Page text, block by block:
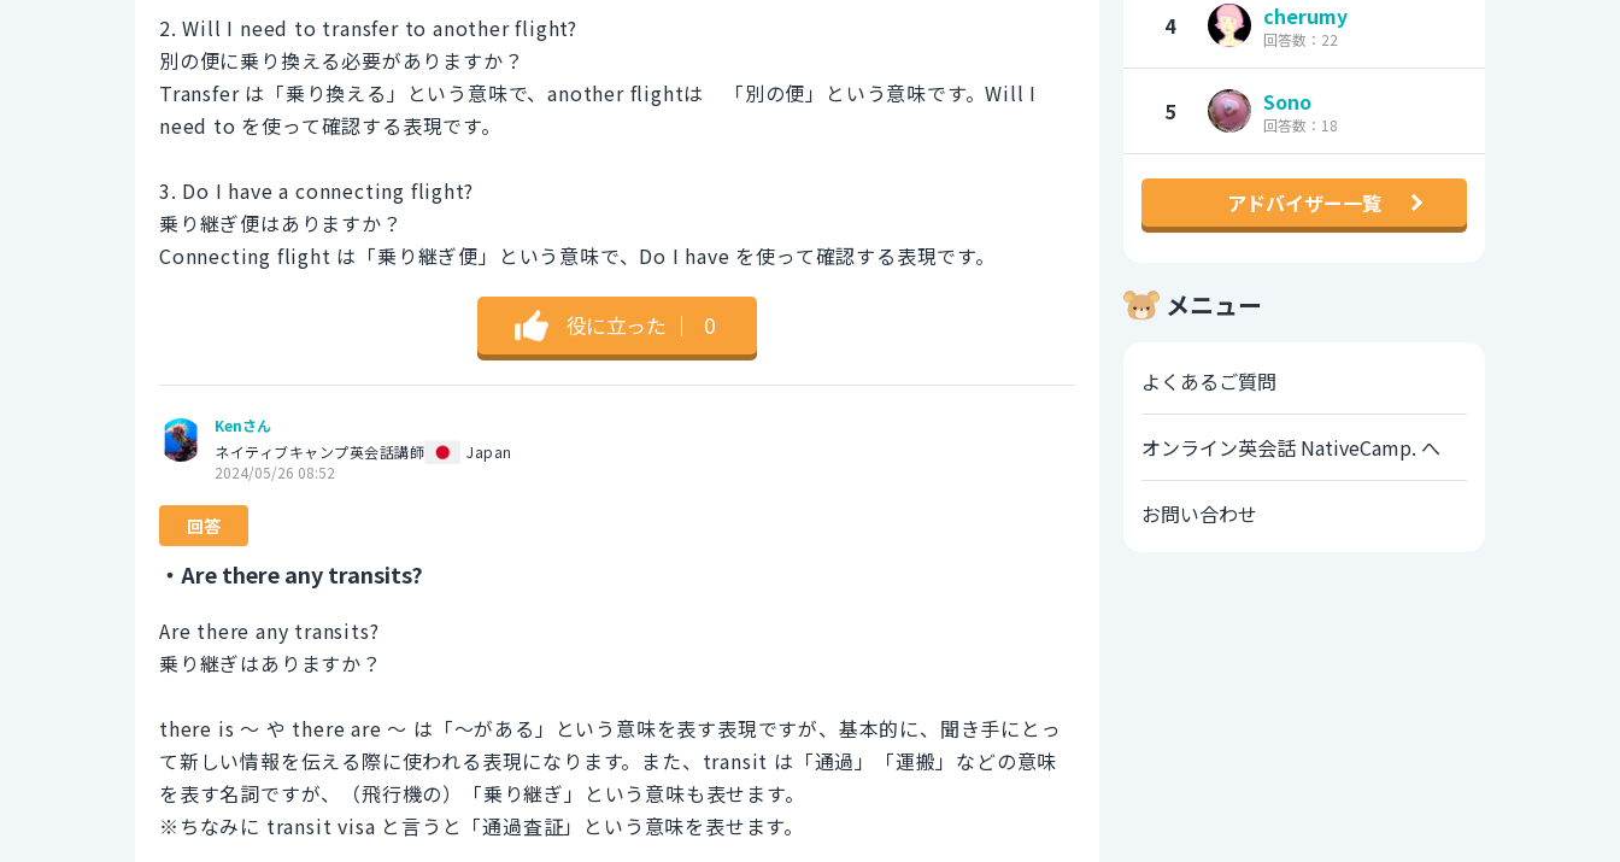
2. Will I need to transfer to another flight?
別の便に乗り換える必要がありますか？
Transfer は「乗り換える」という意味で、another flightは 「別の便」という意味です。Will I
need to を使って確認する表現です。
3. Do I have a connecting flight?
乗り継ぎ便はありますか？
Connecting flight は「乗り継ぎ便」という意味で、Do I have を使って確認する表現です。
役に立った ｜ 0
Kenさん
ネイティブキャンプ英会話講師
Japan
2024/05/26 08:52
回答
・Are there any transits?
Are there any transits?
乗り継ぎはありますか？
there is 〜 や there are 〜 は「〜がある」という意味を表す表現ですが、基本的に、聞き手にとっ
て新しい情報を伝える際に使われる表現になります。また、transit は「通過」「運搬」などの意味
を表す名詞ですが、（飛行機の）「乗り継ぎ」という意味も表せます。
※ちなみに transit visa と言うと「通過査証」という意味を表せます。
4 cherumy
回答数：22
5 Sono
回答数：18
アドバイザー一覧
メニュー
よくあるご質問
オンライン英会話 NativeCamp. へ
お問い合わせ